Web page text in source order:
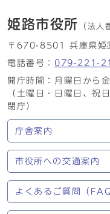
姫路市役所 （法人
〒670-8501 兵庫県姫
電話番号： 079-221-
開庁時間：月曜日から
（土曜日・日曜日、
閉庁）
庁舎案内
市役所への交通案内
よくあるご質問（